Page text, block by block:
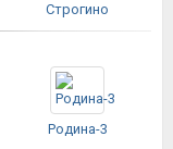
Строгино
Родина-3